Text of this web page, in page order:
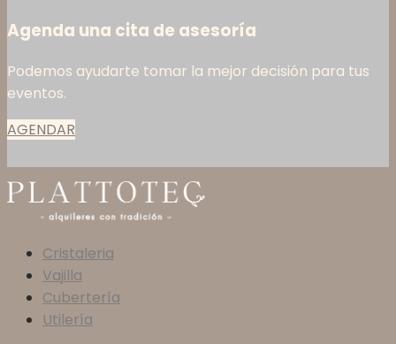
Agenda una cita de asesoría
Podemos ayudarte tomar la mejor decisión para tus
eventos.
AGENDAR
Cristaleria
Vajilla
Cubertería
Utilería